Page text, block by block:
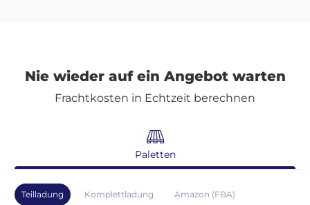
Nie wieder auf ein Angebot warten
Frachtkosten in Echtzeit berechnen
Paletten
Teilladung Komplettladung Amazon (FBA)